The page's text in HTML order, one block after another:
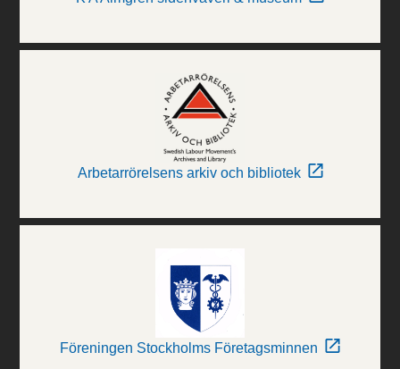
Arbetarrörelsens arkiv och bibliotek
Föreningen Stockholms Företagsminnen